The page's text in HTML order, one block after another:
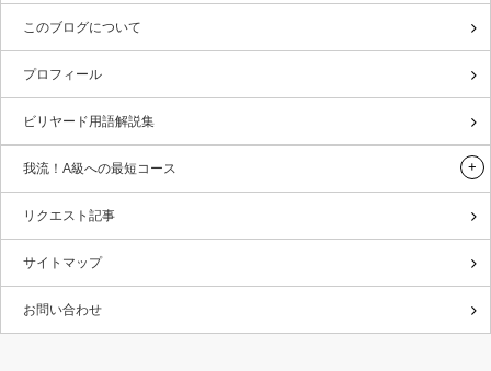
このブログについて
プロフィール
ビリヤード用語解説集
我流！A級への最短コース
リクエスト記事
サイトマップ
お問い合わせ